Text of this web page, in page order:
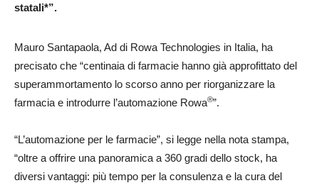
statali*”.
Mauro Santapaola, Ad di Rowa Technologies in Italia, ha
precisato che “centinaia di farmacie hanno già approfittato del
superammortamento lo scorso anno per riorganizzare la
farmacia e introdurre l’automazione Rowa®”.
“L’automazione per le farmacie”, si legge nella nota stampa,
“oltre a offrire una panoramica a 360 gradi dello stock, ha
diversi vantaggi: più tempo per la consulenza e la cura del